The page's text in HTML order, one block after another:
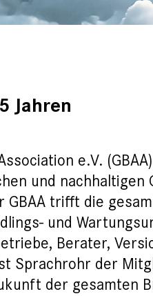
Jahren
e.V.
und
GBAA trifft die
und
Berater,
Sprachrohr der
der gesamten